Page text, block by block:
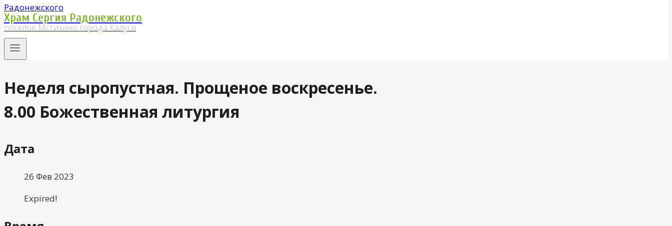
Храм Сергия Радонежского
поселок Мстихино города Калуги
Неделя сыропустная. Прощеное воскресенье.
8.00 Божественная литургия
Дата
26 Фев 2023
Expired!